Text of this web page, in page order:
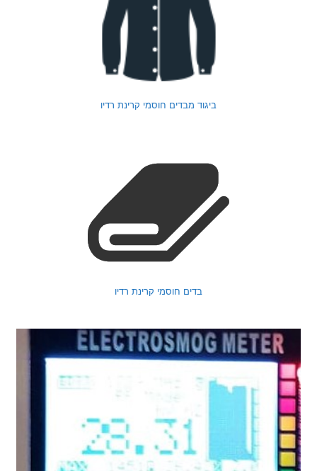
ביגוד מבדים חוסמי קרינת רדיו
בדים חוסמי קרינת רדיו